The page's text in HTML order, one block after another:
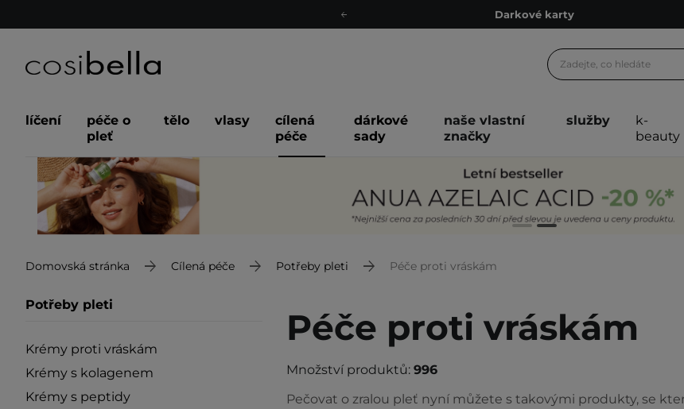
Ekologické balení
Odeslání do 24 hod.
Ekologické balení
líčení
péče o
pleť
tělo vlasy
cílená
péče
dárkové
sady
naše vlastní
značky
služby
k-
beauty
Domovská stránka Cílená péče Potřeby pleti Péče proti vráskám
Potřeby pleti
Krémy proti vráskám
Krémy s kolagenem
Krémy s peptidy
Péče proti vráskám
Množství produktů: 996
Pečovat o zralou pleť nyní můžete s takovými produkty, se